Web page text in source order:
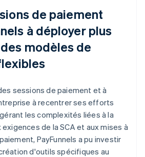
de paiement
à déployer plus
modèles de
sessions de paiement et à
à recentrer ses efforts
les complexités liées à la
de la SCA et aux mises à
PayFunnels a pu investir
d'outils spécifiques au